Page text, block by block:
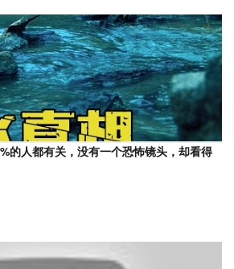
的人都有关，没有一个恐怖镜头，却看得